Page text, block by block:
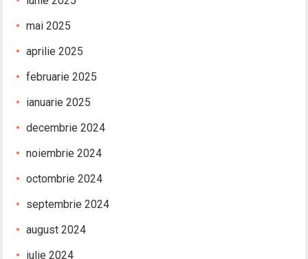
mai 2025
aprilie 2025
februarie 2025
ianuarie 2025
decembrie 2024
noiembrie 2024
octombrie 2024
septembrie 2024
august 2024
iulie 2024